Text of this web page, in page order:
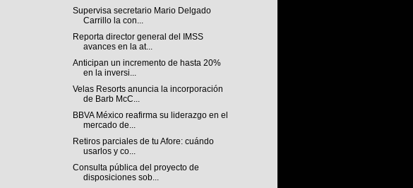
Supervisa secretario Mario Delgado
Carrillo la con...
Reporta director general del IMSS
avances en la at...
Anticipan un incremento de hasta 20%
en la inversi...
Velas Resorts anuncia la incorporación
de Barb McC...
BBVA México reafirma su liderazgo en el
mercado de...
Retiros parciales de tu Afore: cuándo
usarlos y co...
Consulta pública del proyecto de
disposiciones sob...